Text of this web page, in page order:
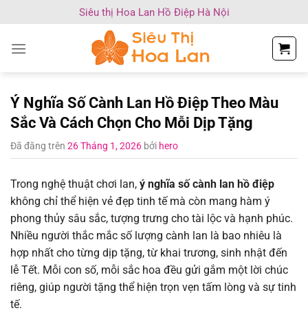
nội
Siêu thị Hoa Lan Hồ Điệp Hà Nội
Ý Nghĩa Số Cành Lan Hồ Điệp Theo Màu
Sắc Và Cách Chọn Cho Mỗi Dịp Tặng
Đã đăng trên 26 Tháng 1, 2026 bởi hero
Trong nghệ thuật chơi lan, ý nghĩa số cành lan hồ điệp
không chỉ thể hiện vẻ đẹp tinh tế mà còn mang hàm ý
phong thủy sâu sắc, tượng trưng cho tài lộc và hạnh phúc.
Nhiều người thắc mắc số lượng cành lan là bao nhiêu là
hợp nhất cho từng dịp tặng, từ khai trương, sinh nhật đến
lễ Tết. Mỗi con số, mỗi sắc hoa đều gửi gắm một lời chúc
riêng, giúp người tặng thể hiện trọn vẹn tấm lòng và sự tinh
tế.